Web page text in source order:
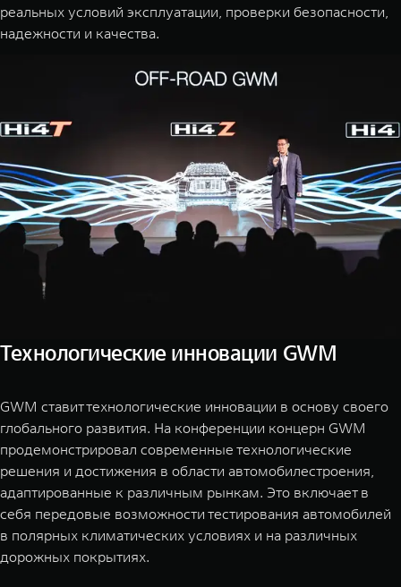
реальных условий эксплуатации, проверки безопасности,
надежности и качества.
Технологические инновации GWM
GWM ставит технологические инновации в основу своего
глобального развития. На конференции концерн GWM
продемонстрировал современные технологические
решения и достижения в области автомобилестроения,
адаптированные к различным рынкам. Это включает в
себя передовые возможности тестирования автомобилей
в полярных климатических условиях и на различных
дорожных покрытиях.